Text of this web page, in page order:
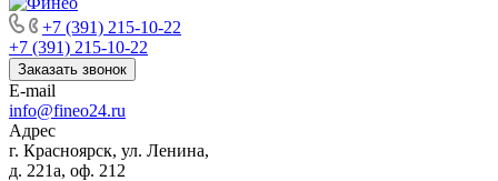
+7 (391) 215-10-22
+7 (391) 215-10-22
Заказать звонок
E-mail
info@fineo24.ru
Адрес
г. Красноярск, ул. Ленина,
д. 221а, оф. 212